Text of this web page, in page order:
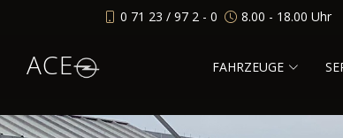
0 71 23 / 97 2 - 0 8.00 - 18.00 Uhr
ACE FAHRZEUGE